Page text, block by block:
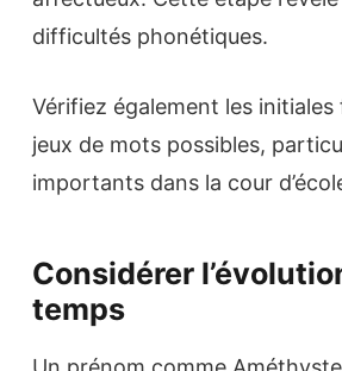
difficultés phonétiques.
Vérifiez également les
jeux de mots possibles,
importants dans la cour
Considérer
temps